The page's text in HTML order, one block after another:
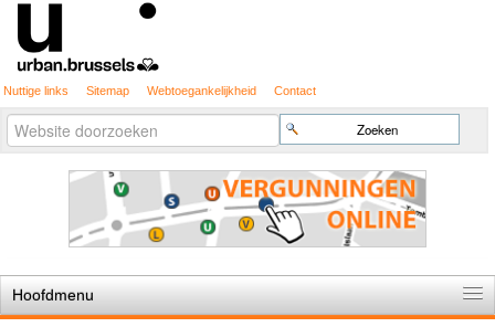
Nuttige links Sitemap Webtoegankelijkheid Contact
Zoek
Geavanceerd
zoeken...
Hoofdmenu